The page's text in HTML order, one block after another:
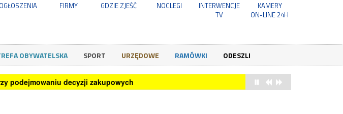
OGŁOSZENIA FIRMY GDZIE ZJEŚĆ NOCLEGI
INTERWENCJE
TV
KAMERY
ON-LINE 24H
OBYWATELSKA SPORT URZĘDOWE RAMÓWKI ODESZLI
podejmowaniu decyzji zakupowych